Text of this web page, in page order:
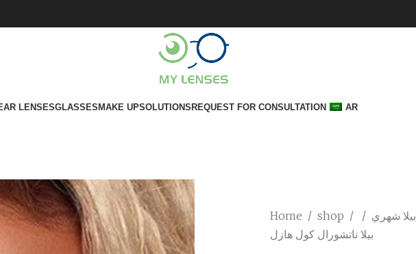
LENSESGLASSESMAKE UPSOLUTIONSREQUEST FOR CONSULTATION AR
Home / shop / بيلا شهري /
بيلا ناتشورال كول هازل